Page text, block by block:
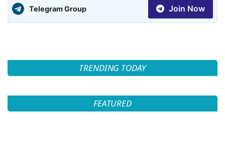
Telegram Group Join Now
TRENDING TODAY
FEATURED